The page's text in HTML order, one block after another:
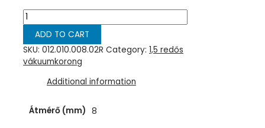
Harmonikás
vákuumkorong,
8
mm,
redős,
nélkül,
ADD TO CART
SKU:012.010.008.02R Category:1,5 redős
vákuumkorong
Additional information
Átmérő (mm) 8